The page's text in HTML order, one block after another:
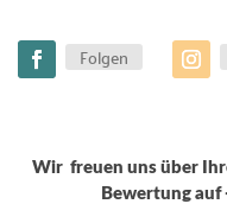
Folgen
Wir freuen uns über
Bewertung